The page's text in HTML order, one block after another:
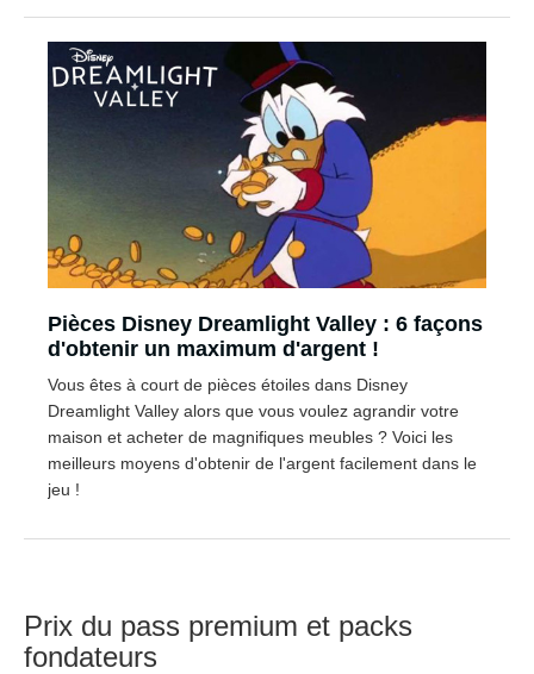
Pièces Disney Dreamlight Valley : 6 façons
d'obtenir un maximum d'argent !
Vous êtes à court de pièces étoiles dans Disney
Dreamlight Valley alors que vous voulez agrandir votre
maison et acheter de magnifiques meubles ? Voici les
meilleurs moyens d'obtenir de l'argent facilement dans le
jeu !
Prix du pass premium et packs
fondateurs